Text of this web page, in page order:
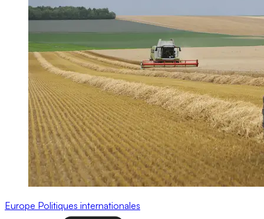
Europe Politiques internationales